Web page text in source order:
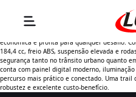
A Honda XRE 190 ABS Adventure 2025 é a
econômica e pronta para qualquer desafio.
184,4 cc, freio ABS, suspensão elevada e
segurança tanto no trânsito urbano quanto
conta com painel digital moderno, iluminação
percurso mais prático e conectado. Uma
robustez e excelente custo-benefício.